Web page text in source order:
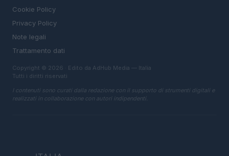
Cookie Policy
Privacy Policy
Note legali
Trattamento dati
Copyright © 2026 · Edito da AdHub Media — Italia
Tutti i diritti riservati
I contenuti sono curati dalla redazione con il supporto di strumenti digitali e
realizzati in collaborazione con autori indipendenti.